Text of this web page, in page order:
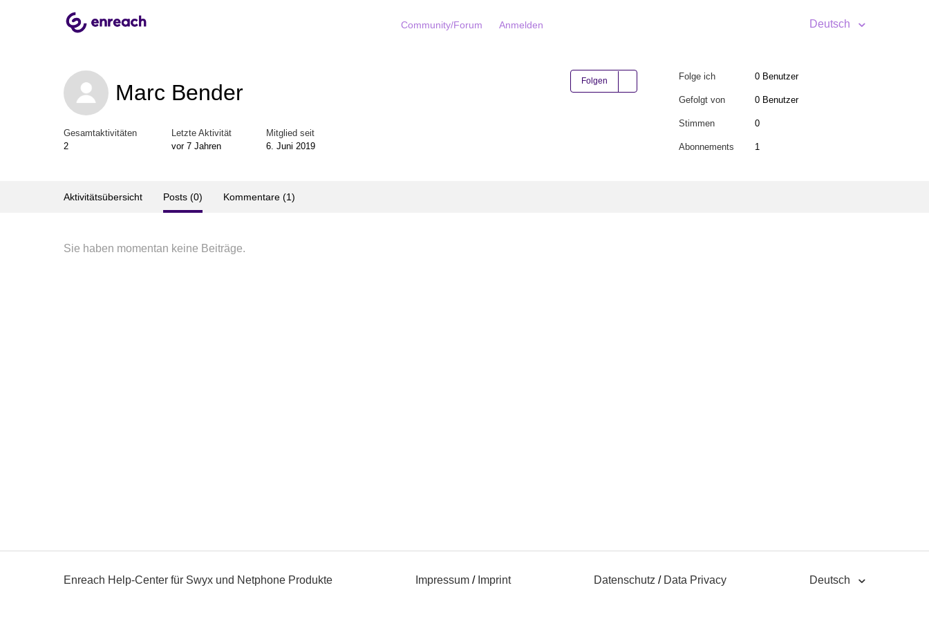
Community/Forum Anmelden Deutsch
Marc Bender Folgen
Gesamtaktivitäten
2
Letzte Aktivität
vor 7 Jahren
Mitglied seit
6. Juni 2019
Folge ich 0 Benutzer
Gefolgt von 0 Benutzer
Stimmen 0
Abonnements 1
Aktivitätsübersicht Posts (0) Kommentare (1)
Sie haben momentan keine Beiträge.
Enreach Help-Center für Swyx und Netphone Produkte Impressum / Imprint Datenschutz / Data Privacy Deutsch